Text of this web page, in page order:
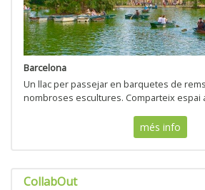
Barcelona
Un llac per passejar en barquetes de
nombroses escultures. Comparteix espai
més info
CollabOut